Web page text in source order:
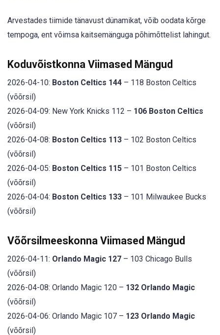
Arvestades tiimide tänavust dünamikat, võib oodata kõrge
tempoga, ent võimsa kaitsemänguga põhimõttelist lahingut.
Koduvõistkonna Viimased Mängud
2026-04-10: Boston Celtics 144 – 118 Boston Celtics
(võõrsil)
2026-04-09: New York Knicks 112 – 106 Boston Celtics
(võõrsil)
2026-04-08: Boston Celtics 113 – 102 Boston Celtics
(võõrsil)
2026-04-05: Boston Celtics 115 – 101 Boston Celtics
(võõrsil)
2026-04-04: Boston Celtics 133 – 101 Milwaukee Bucks
(võõrsil)
Võõrsilmeeskonna Viimased Mängud
2026-04-11: Orlando Magic 127 – 103 Chicago Bulls
(võõrsil)
2026-04-08: Orlando Magic 120 – 132 Orlando Magic
(võõrsil)
2026-04-06: Orlando Magic 107 – 123 Orlando Magic
(võõrsil)